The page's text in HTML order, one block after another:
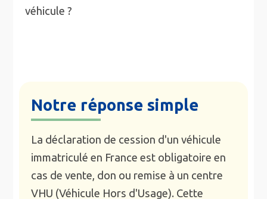
véhicule ?
Notre réponse simple
La déclaration de cession d'un véhicule
immatriculé en France est obligatoire en
cas de vente, don ou remise à un centre
VHU (Véhicule Hors d'Usage). Cette